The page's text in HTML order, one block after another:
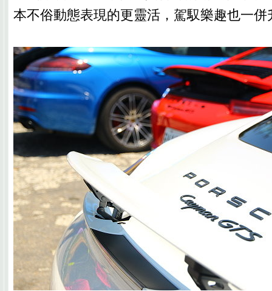
本不俗動態表現的更靈活，駕馭樂趣也一併